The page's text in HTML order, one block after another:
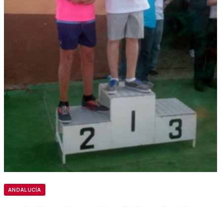
ANDALUCÍA